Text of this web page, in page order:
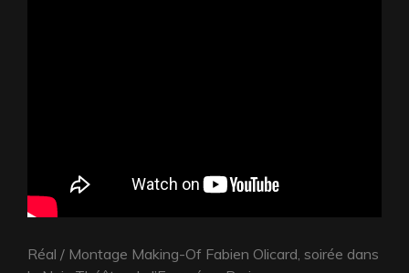
Réal / Montage Making-Of Fabien Olicard, soirée dans